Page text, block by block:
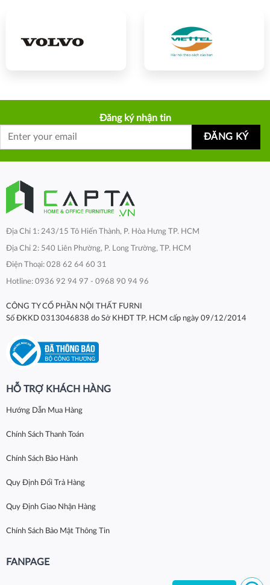
Đăng ký nhận tin
Địa Chỉ 1: 243/15 Tô Hiến Thành, P. Hòa Hưng TP. HCM
Địa Chỉ 2: 540 Liên Phường, P. Long Trường, TP. HCM
Điện Thoại: 028 62 64 60 31
Hotline: 0936 92 94 97 - 0968 90 94 96
CÔNG TY CỔ PHẦN NỘI THẤT FURNI
Số ĐKKD 0313046838 do Sở KHĐT TP. HCM cấp ngày 09/12/2014
HỖ TRỢ KHÁCH HÀNG
Hướng Dẫn Mua Hàng
Chính Sách Thanh Toán
Chính Sách Bảo Hành
Quy Định Đổi Trả Hàng
Quy Định Giao Nhận Hàng
Chính Sách Bảo Mật Thông Tin
FANPAGE